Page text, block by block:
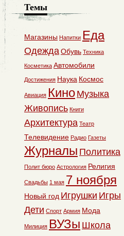
Темы
Магазины Напитки Еда
ОдеждаОбувь Техника
Косметика Автомобили
Достижения Наука Космос
Авиация Кино Музыка
Живопись Книги
Архитектура Театр
Телевидение Радио Газеты
Журналы Политика
Полит бюро Астрология Религия
Свадьбы 1 мая 7 ноября
Новый год Игрушки Игры
Дети Спорт Армия Мода
Милиция ВУЗы Школа